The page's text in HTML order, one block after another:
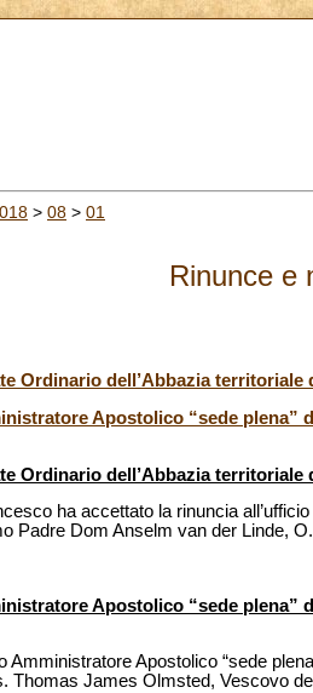
> 08 > 01
Rinunce e
Ordinario dell’Abbazia
Apostolico “sede plena”
Ordinario dell’Abbazia
ha accettato la rinuncia
Padre Dom Anselm van der Linde,
Apostolico “sede plena”
Amministratore Apostolico “sede
Thomas James Olmsted, Vescovo